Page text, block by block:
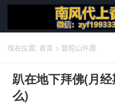
现在位置: 首页 > 普陀山许愿
趴在地下拜佛(月
么)